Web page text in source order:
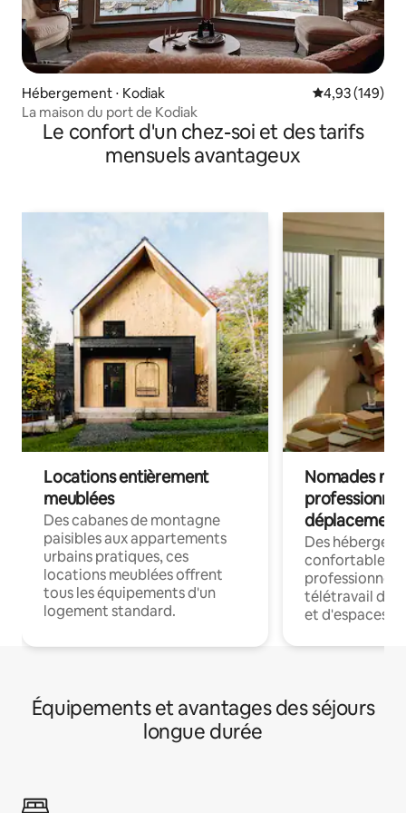
Hébergement ⋅ Kodiak Évaluation
4,93 (149)
La maison du port de Kodiak
Le confort d'un chez-soi et des tarifs
mensuels avantageux
Locations entièrement
meublées
Des cabanes de montagne
paisibles aux appartements
urbains pratiques, ces
locations meublées offrent
tous les équipements d'un
logement standard.
Nomades
déplacement
Des
confortables
professionnels
télétravail
et d'espaces
Équipements et avantages des séjours
longue durée